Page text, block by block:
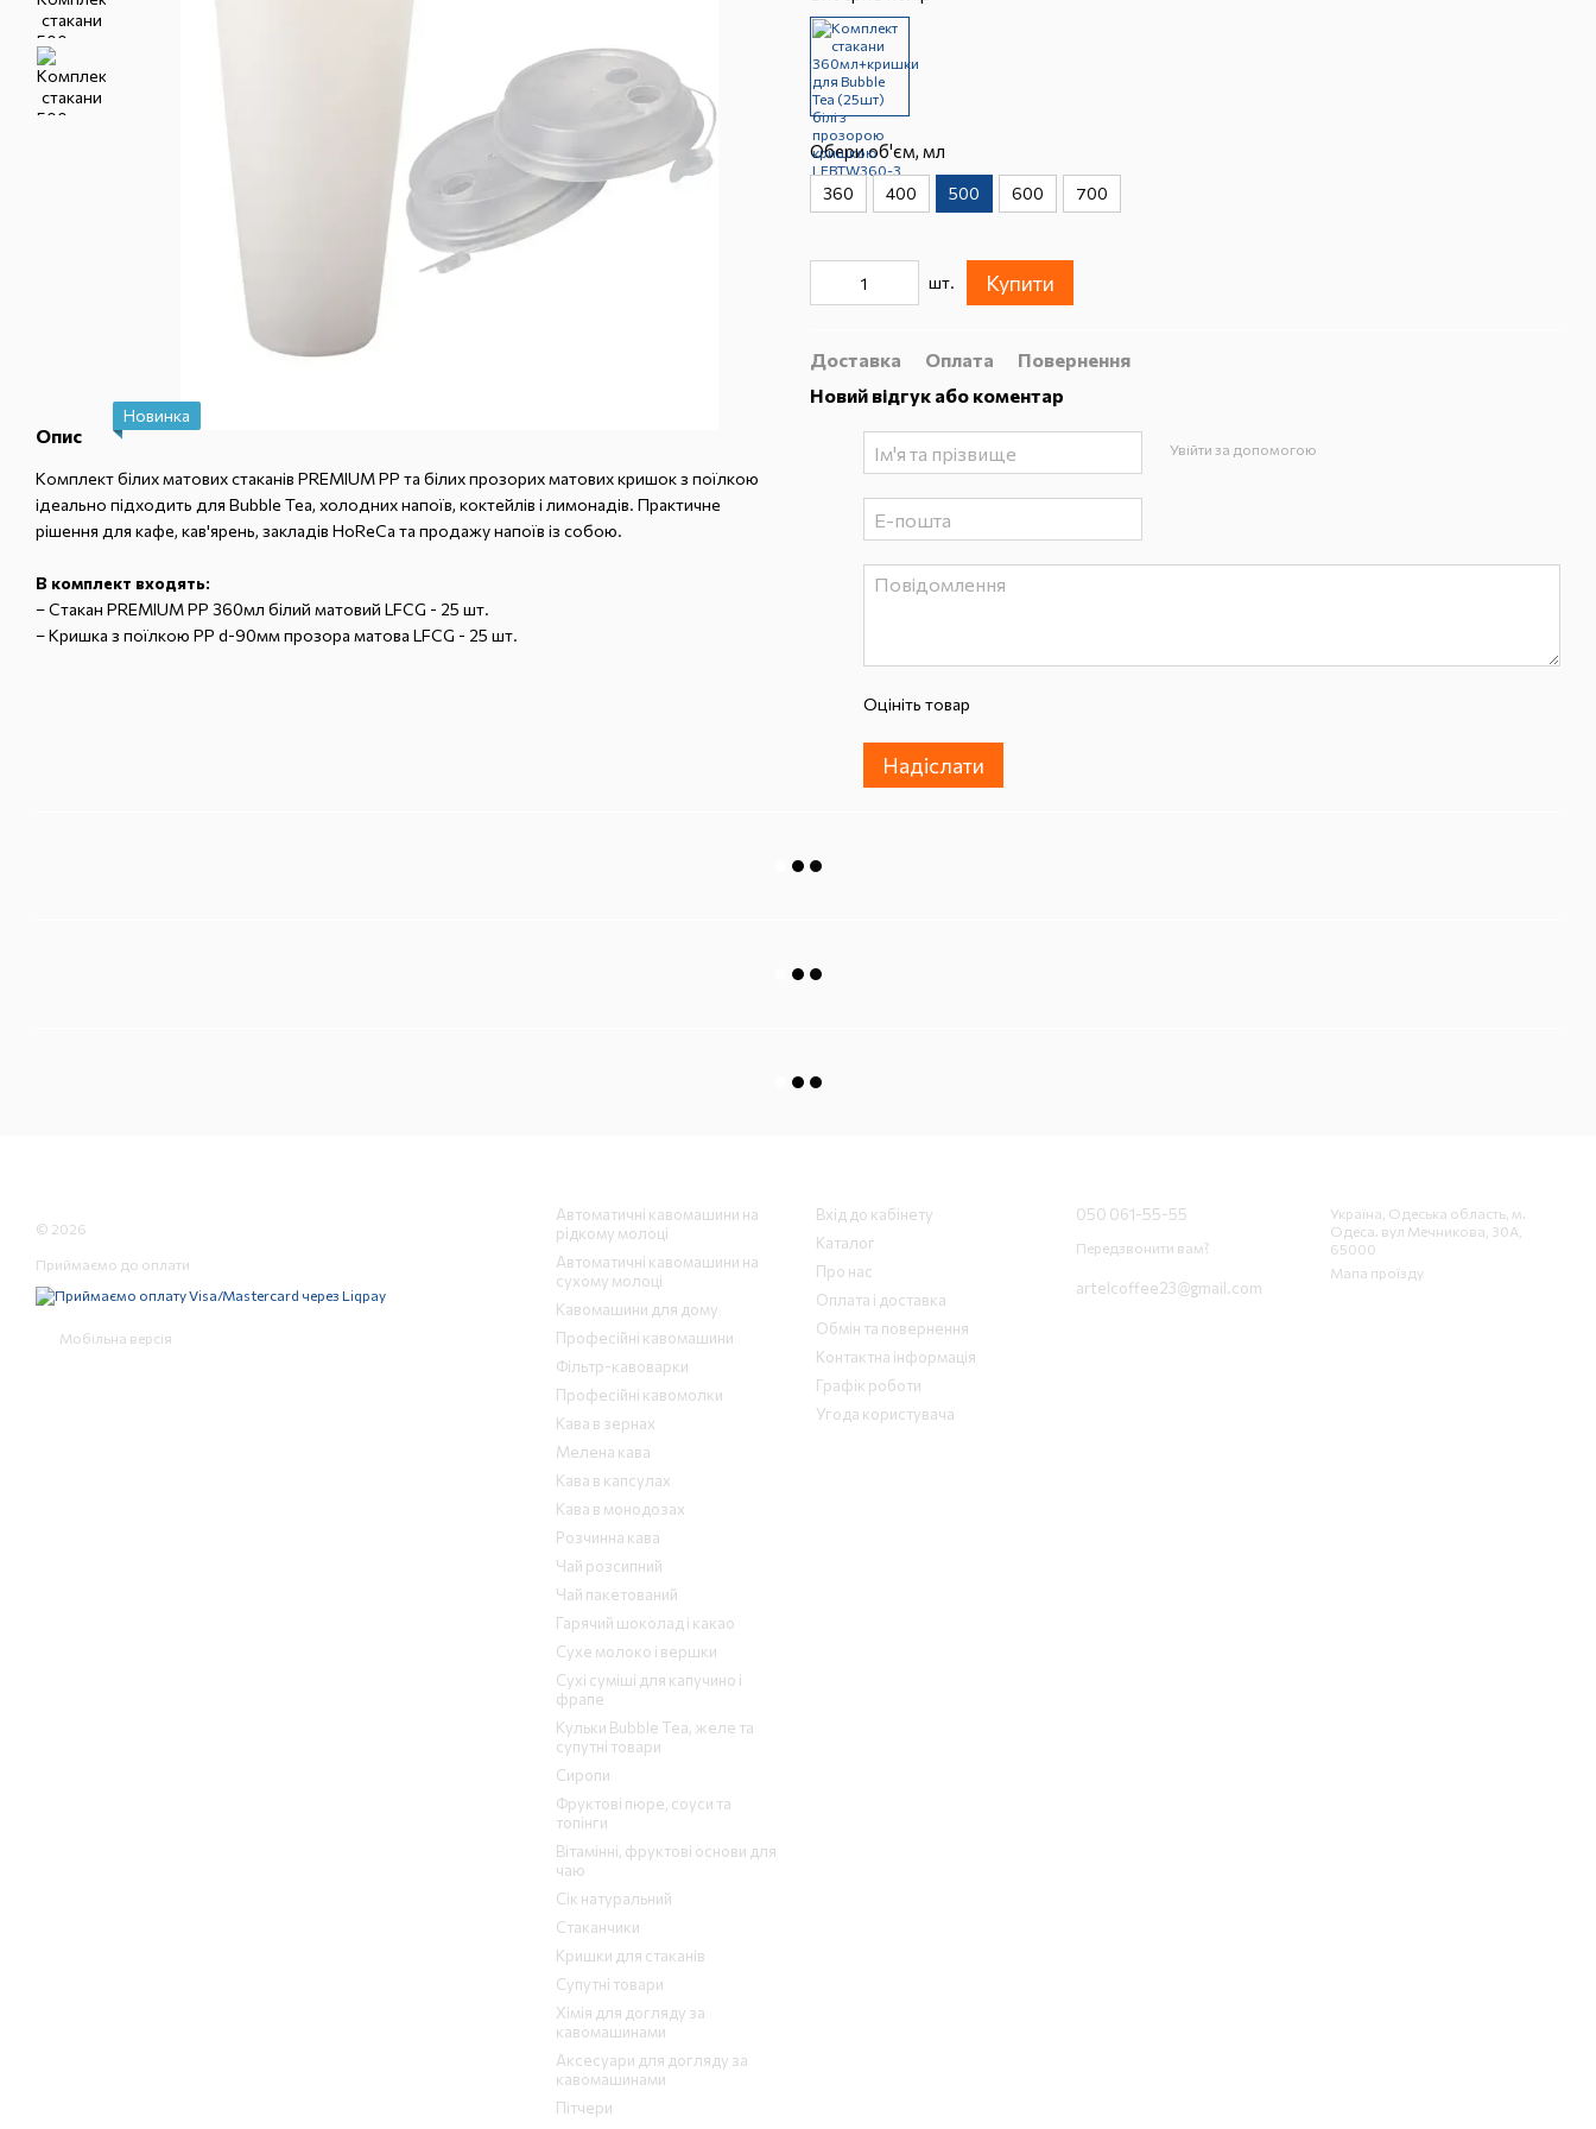
Новинка
Опис
Комплект білих матових стаканів PREMIUM PP та білих прозорих матових кришок з поїлкою
ідеально підходить для Bubble Tea, холодних напоїв, коктейлів і лимонадів. Практичне
рішення для кафе, кав'ярень, закладів HoReCa та продажу напоїв із собою.
В комплект входять:
–Стакан PREMIUM PP 360мл білий матовий LFCG - 25 шт.
–Кришка з поїлкою PP d-90мм прозора матова LFCG - 25 шт.
Обери об'єм, мл
360 400 500 600 700
шт. Купити
Доставка Оплата
Повернення
Новий відгук або коментар
Увійти за допомогою
Оцініть товар
Надіслати
© 2026
Приймаємо до оплати
Мобільна версія
Автоматичні кавомашини на
рідкому молоці
Автоматичні кавомашини на
сухому молоці
Кавомашини для дому
Професійні кавомашини
Фільтр-кавоварки
Професійні кавомолки
Кава в зернах
Мелена кава
Кава в капсулах
Кава в монодозах
Розчинна кава
Чай розсипний
Чай пакетований
Гарячий шоколад і какао
Сухе молоко і вершки
Сухі суміші для капучино і
фрапе
Кульки Bubble Tea, желе та
супутні товари
Сиропи
Фруктові пюре, соуси та
топінги
Вітамінні, фруктові основи для
чаю
Сік натуральний
Стаканчики
Кришки для стаканів
Супутні товари
Хімія для догляду за
кавомашинами
Аксесуари для догляду за
кавомашинами
Пітчери
Вхід до кабінету
Каталог
Про нас
Оплата і доставка
Обмін та повернення
Контактна інформація
Графік роботи
Угода користувача
050 061-55-55
Передзвонити вам?
artelcoffee23@gmail.com
Україна, Одеська область, м.
Одеса. вул Мечникова, 30А,
65000
Мапа проїзду